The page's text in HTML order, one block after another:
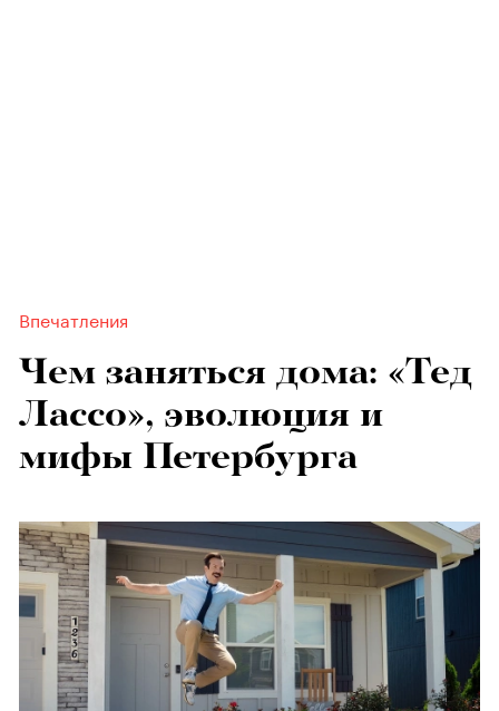
Впечатления
Чем заняться дома: «Тед
Лассо», эволюция и
мифы Петербурга